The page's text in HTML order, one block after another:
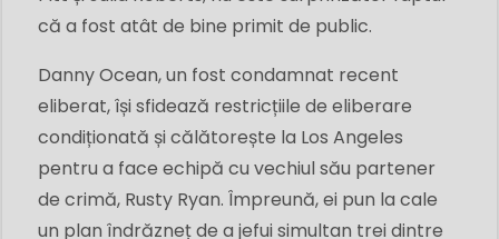
că a fost atât de bine primit de public.
Danny Ocean, un fost condamnat recent
eliberat, își sfidează restricțiile de eliberare
condiționată și călătorește la Los Angeles
pentru a face echipă cu vechiul său partener
de crimă, Rusty Ryan. Împreună, ei pun la cale
un plan îndrăzneț de a jefui simultan trei dintre